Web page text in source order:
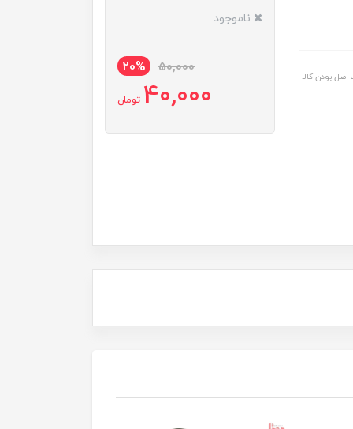
بودن کالا
ناموجود
50,000
20%
40,000 تومان